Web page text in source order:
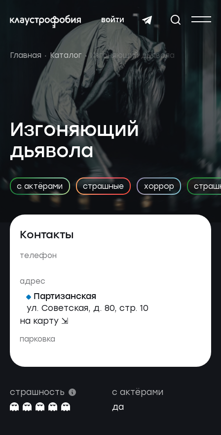
войти
Главная Каталог Изгоняющий дьявола
Изгоняющий
дьявола
с актёрами страшные хоррор
Контакты
телефон
адрес
Партизанская
ул. Советская, д. 80, стр. 10
на карту ⇲
парковка
страшность
с актёрами
да